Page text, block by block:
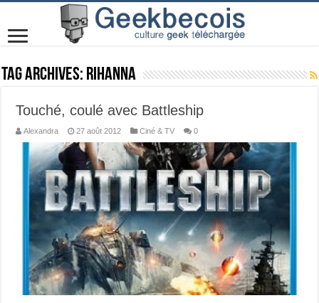
Tag Archives: Rihanna
Touché, coulé avec Battleship
Alexandra 27 août 2012 Ciné & TV 0